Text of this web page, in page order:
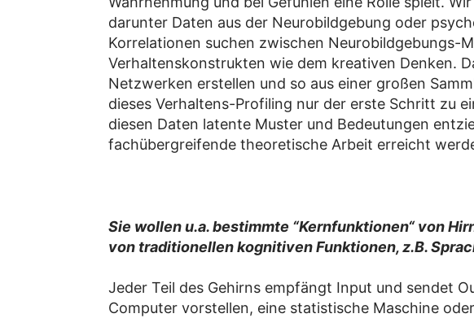
darunter Daten aus der Neurobildgebung oder
Korrelationen suchen zwischen Neurobildgebungs-
Verhaltenskonstrukten wie dem kreativen Denken.
Netzwerken erstellen und so aus einer großen
dieses Verhaltens-Profiling nur der erste Schritt zu
diesen Daten latente Muster und Bedeutungen
fachübergreifende theoretische Arbeit erreicht
Sie wollen u.a. bestimmte “Kernfunktionen“ von
von traditionellen kognitiven Funktionen, z.B.
Jeder Teil des Gehirns empfängt Input und sendet
Computer vorstellen, eine statistische Maschine